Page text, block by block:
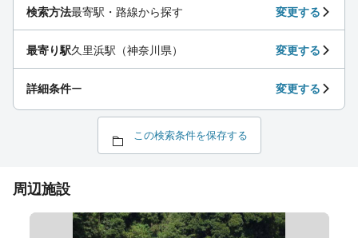
検索方法最寄駅・路線から探す 変更する
最寄り駅久里浜駅（神奈川県） 変更する
詳細条件ー 変更する
この検索条件を保存する
周辺施設